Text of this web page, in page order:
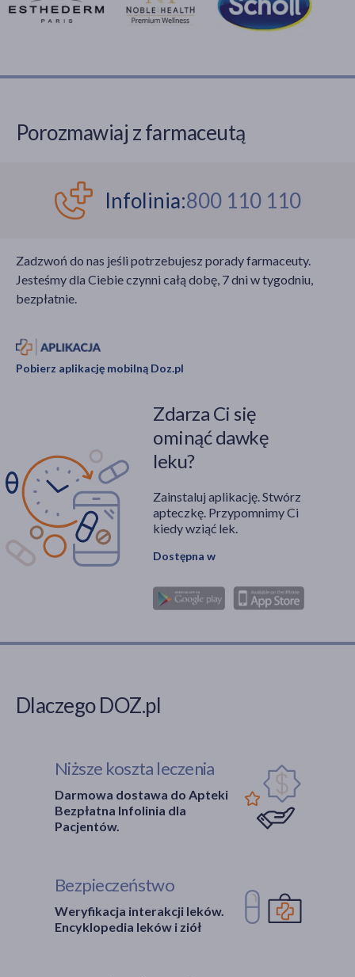
Porozmawiaj z farmaceutą
Infolinia:800 110 110
Zadzwoń do nas jeśli potrzebujesz porady farmaceuty.
Jesteśmy dla Ciebie czynni całą dobę, 7 dni w tygodniu,
bezpłatnie.
Pobierz aplikację mobilną Doz.pl
Zdarza Ci się
ominąć dawkę
leku?
Zainstaluj aplikację. Stwórz
apteczkę. Przypomnimy Ci
kiedy wziąć lek.
Dostępna w
Dlaczego DOZ.pl
Niższe koszta leczenia
Darmowa dostawa do Apteki
Bezpłatna Infolinia dla
Pacjentów.
Bezpieczeństwo
Weryfikacja interakcji leków.
Encyklopedia leków i ziół